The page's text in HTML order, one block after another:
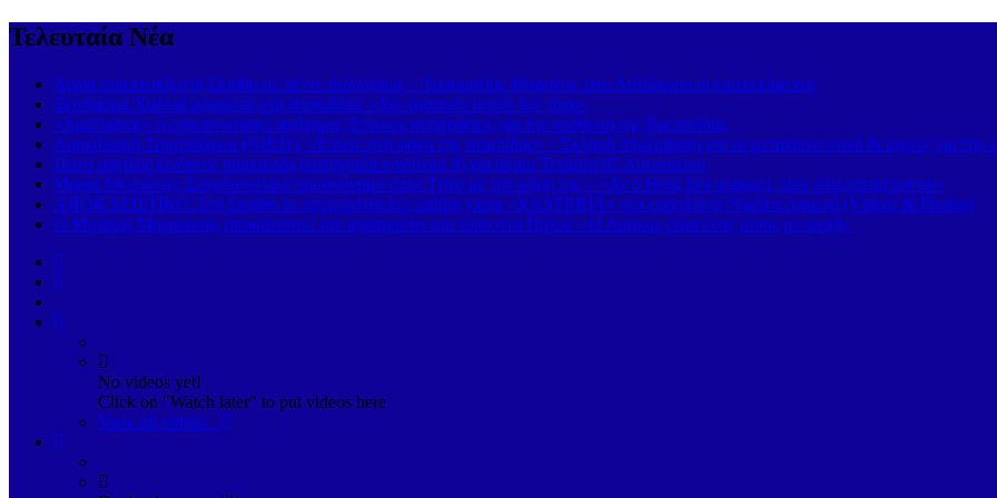
Τελευταία Νέα
Άγρια συμπλοκή στη Σκιάθο με πέντε συλλήψεις – Τραυματίας 49χρονος, στο Αυτόφωρο οι εμπλεκόμενοι
Ξέσπασμα Χαλκιά μπροστά στα αποκαΐδια: «Δεν αγαπούν αυτόν τον τόπο»
«Χριστιανός» ή επικοινωνιακό αφήγημα; Έντονες αντιδράσεις για την υπόθεση της Βρετανίδας
Αποκάλυψη Τσιμπιδάρου (ΝΙΚΗ): «Έπεσε στη φάκα της τσιμπίδας» – Σκληρή παρέμβαση για το μεταναστευτικό & αιχμές για την
Πολύ υψηλός κίνδυνος πυρκαγιάς (κατηγορία κινδύνου 4) για αύριο Τετάρτη 05 Αυγούστου
Μαρία Μενούνος: Συγκλονιστικό προσκύνημα στην Τήνο με την κόρη της – «Αν ο Θεός δεν υπάρχει, τότε όλα επιτρέπονται»
ΑΠΟΚΛΕΙΣΤΙΚΟ: Στη Σκιάθο το υπερπολυτελές sailing yacht «XASTERIA» του εφοπλιστή Νικόλα Λαιμού (Videos & Photos)
Ο Μιχάλης Μητρούσης αποκαλύπτει τον αγαπημένο του τόπο στο Πήλιο: «Ο Λαύκος είναι ένας τόπος με ψυχή»
No videos yet!
Click on "Watch later" to put videos here
View all videos